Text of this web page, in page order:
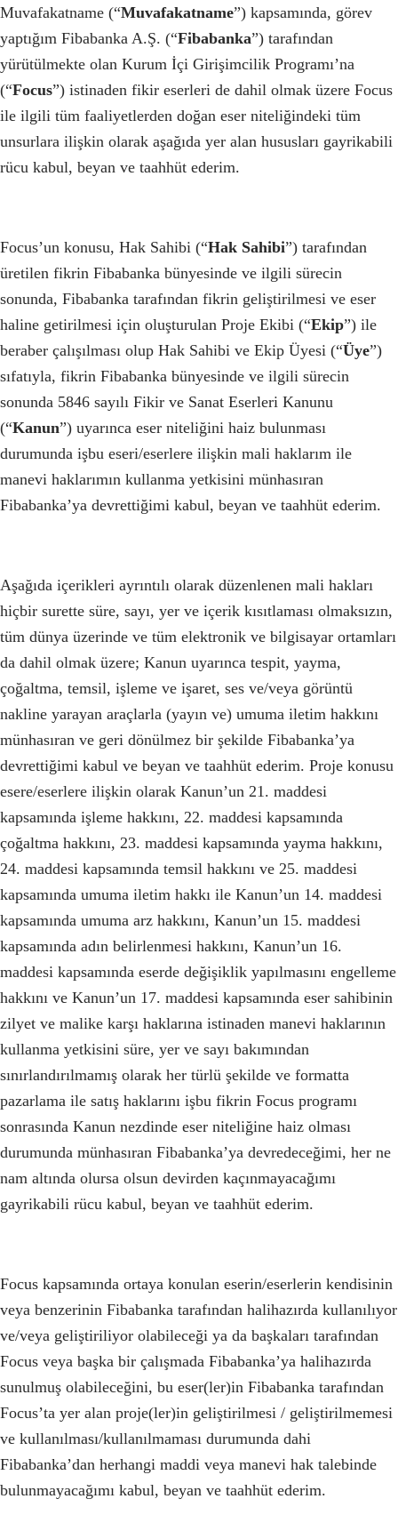
Muvafakatname (“Muvafakatname”) kapsamında, görev
yaptığım Fibabanka A.Ş. (“Fibabanka”) tarafından
yürütülmekte olan Kurum İçi Girişimcilik Programı’na
(“Focus”) istinaden fikir eserleri de dahil olmak üzere Focus
ile ilgili tüm faaliyetlerden doğan eser niteliğindeki tüm
unsurlara ilişkin olarak aşağıda yer alan hususları gayrikabili
rücu kabul, beyan ve taahhüt ederim.
Focus’un konusu, Hak Sahibi (“Hak Sahibi”) tarafından
üretilen fikrin Fibabanka bünyesinde ve ilgili sürecin
sonunda, Fibabanka tarafından fikrin geliştirilmesi ve eser
haline getirilmesi için oluşturulan Proje Ekibi (“Ekip”) ile
beraber çalışılması olup Hak Sahibi ve Ekip Üyesi (“Üye”)
sıfatıyla, fikrin Fibabanka bünyesinde ve ilgili sürecin
sonunda 5846 sayılı Fikir ve Sanat Eserleri Kanunu
(“Kanun”) uyarınca eser niteliğini haiz bulunması
durumunda işbu eseri/eserlere ilişkin mali haklarım ile
manevi haklarımın kullanma yetkisini münhasıran
Fibabanka’ya devrettiğimi kabul, beyan ve taahhüt ederim.
Aşağıda içerikleri ayrıntılı olarak düzenlenen mali hakları
hiçbir surette süre, sayı, yer ve içerik kısıtlaması olmaksızın,
tüm dünya üzerinde ve tüm elektronik ve bilgisayar ortamları
da dahil olmak üzere; Kanun uyarınca tespit, yayma,
çoğaltma, temsil, işleme ve işaret, ses ve/veya görüntü
nakline yarayan araçlarla (yayın ve) umuma iletim hakkını
münhasıran ve geri dönülmez bir şekilde Fibabanka’ya
devrettiğimi kabul ve beyan ve taahhüt ederim. Proje konusu
esere/eserlere ilişkin olarak Kanun’un 21. maddesi
kapsamında işleme hakkını, 22. maddesi kapsamında
çoğaltma hakkını, 23. maddesi kapsamında yayma hakkını,
24. maddesi kapsamında temsil hakkını ve 25. maddesi
kapsamında umuma iletim hakkı ile Kanun’un 14. maddesi
kapsamında umuma arz hakkını, Kanun’un 15. maddesi
kapsamında adın belirlenmesi hakkını, Kanun’un 16.
maddesi kapsamında eserde değişiklik yapılmasını engelleme
hakkını ve Kanun’un 17. maddesi kapsamında eser sahibinin
zilyet ve malike karşı haklarına istinaden manevi haklarının
kullanma yetkisini süre, yer ve sayı bakımından
sınırlandırılmamış olarak her türlü şekilde ve formatta
pazarlama ile satış haklarını işbu fikrin Focus programı
sonrasında Kanun nezdinde eser niteliğine haiz olması
durumunda münhasıran Fibabanka’ya devredeceğimi, her ne
nam altında olursa olsun devirden kaçınmayacağımı
gayrikabili rücu kabul, beyan ve taahhüt ederim.
Focus kapsamında ortaya konulan eserin/eserlerin kendisinin
veya benzerinin Fibabanka tarafından halihazırda kullanılıyor
ve/veya geliştiriliyor olabileceği ya da başkaları tarafından
Focus veya başka bir çalışmada Fibabanka’ya halihazırda
sunulmuş olabileceğini, bu eser(ler)in Fibabanka tarafından
Focus’ta yer alan proje(ler)in geliştirilmesi / geliştirilmemesi
ve kullanılması/kullanılmaması durumunda dahi
Fibabanka’dan herhangi maddi veya manevi hak talebinde
bulunmayacağımı kabul, beyan ve taahhüt ederim.